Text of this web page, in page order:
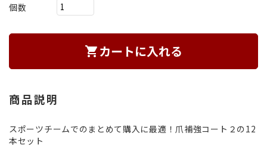
個数
shopping_cart カートに入れる
商品説明
スポーツチームでのまとめて購入に最適！爪補強コート２の12
本セット